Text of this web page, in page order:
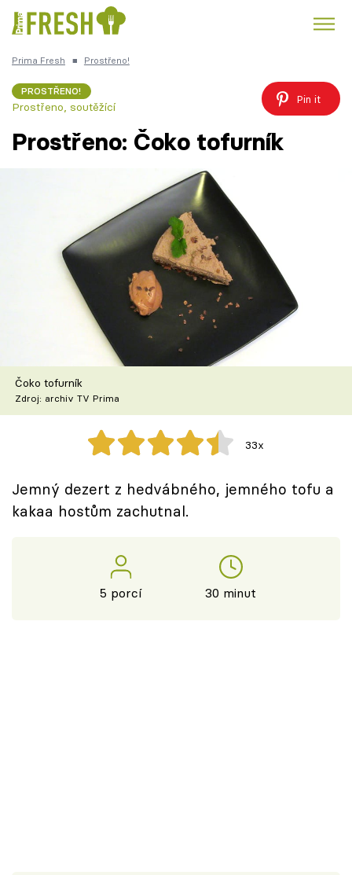
Česká kuchyně
Recepty
Články
TV Program
Škola vaření
Recepty z TV
Speciál: Cuketa
Těhotnej kuchař
Sledujte prima+
Prima Fresh ■ Prostřeno!
PROSTŘENO!
Prostřeno, soutěžící
Pin it
Prostřeno: Čoko tofurník
Čoko tofurník
Zdroj: archiv TV Prima
33x
Jemný dezert z hedvábného, jemného tofu a
kakaa hostům zachutnal.
5 porcí 30 minut